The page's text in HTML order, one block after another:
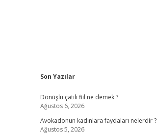
Sidebar
Son Yazılar
Dönüşlü çatılı fiil ne demek ?
Ağustos 6, 2026
Avokadonun kadınlara faydaları nelerdir ?
Ağustos 5, 2026